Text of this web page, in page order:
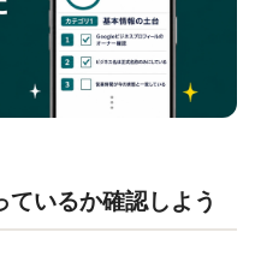
いるか確認しよう